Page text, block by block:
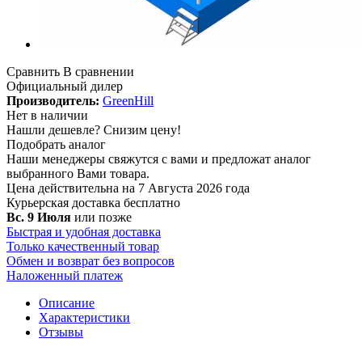
Сравнить В сравнении
Официальный дилер
Производитель: GreenHill
Нет в наличии
Нашли дешевле? Снизим цену!
Подобрать аналог
Наши менеджеры свяжутся с вами и предложат аналог
выбранного Вами товара.
Цена действительна на 7 Августа 2026 года
Курьерская доставка бесплатно
Вс. 9 Июля или позже
Быстрая и удобная доставка
Только качественный товар
Обмен и возврат без вопросов
Наложенный платеж
Описание
Характеристики
Отзывы